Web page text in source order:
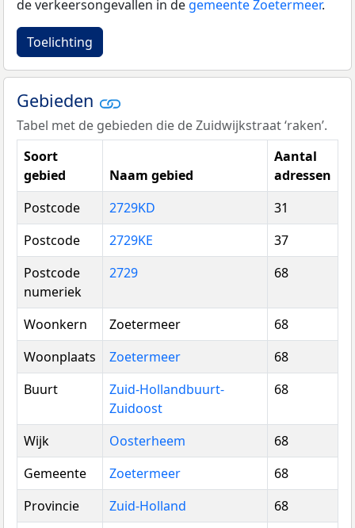
de verkeersongevallen in de gemeente Zoetermeer.
Toelichting
Gebieden
Tabel met de gebieden die de Zuidwijkstraat ‘raken’.
Soort
gebied
Naam gebied
Aantal
adressen
Postcode
2729KD
31
Postcode
2729KE
37
Postcode
numeriek
2729 68
Woonkern Zoetermeer
68
Woonplaats
Zoetermeer
68
Buurt
Zuid-Hollandbuurt-
Zuidoost
68
Wijk Oosterheem
68
Gemeente
Zoetermeer
68
Provincie
Zuid-Holland
68